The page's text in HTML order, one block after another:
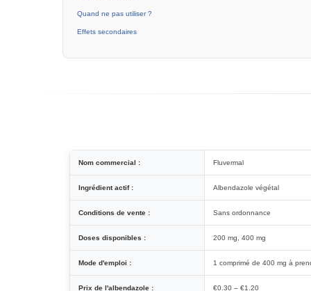
Quand ne pas utiliser ?
Effets secondaires
Nom commercial : Fluvermal
Ingrédient actif : Albendazole végétal
Conditions de vente : Sans ordonnance
Doses disponibles : 200 mg, 400 mg
Mode d'emploi : 1 comprimé de 400 mg à
Prix de l'albendazole : €0.30 – €1.20